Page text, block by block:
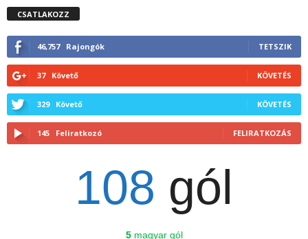
CSATLAKOZZ
46,757 Rajongók TETSZIK
37 Követő KÖVETÉS
329 Követő KÖVETÉS
145 Feliratkozó FELIRATKOZÁS
108 gól
5magyar gól